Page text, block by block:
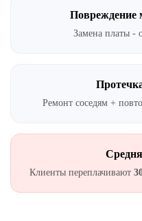
Повреждение
Замена платы -
Ремонт соседям +
Клиенты переплачивают